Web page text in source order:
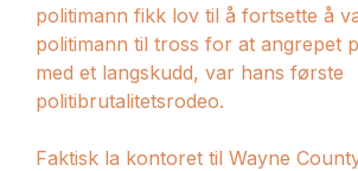
politimann fikk lov til å fortsette å
politimann til tross for at angrepet
med et langskudd, var hans første
politibrutalitetsrodeo.
Faktisk la kontoret til Wayne